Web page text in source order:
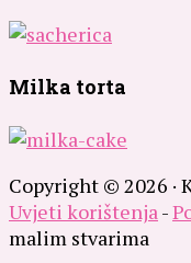
Milka torta
Copyright © 2026 ·
Uvjeti korištenja-
malim stvarima